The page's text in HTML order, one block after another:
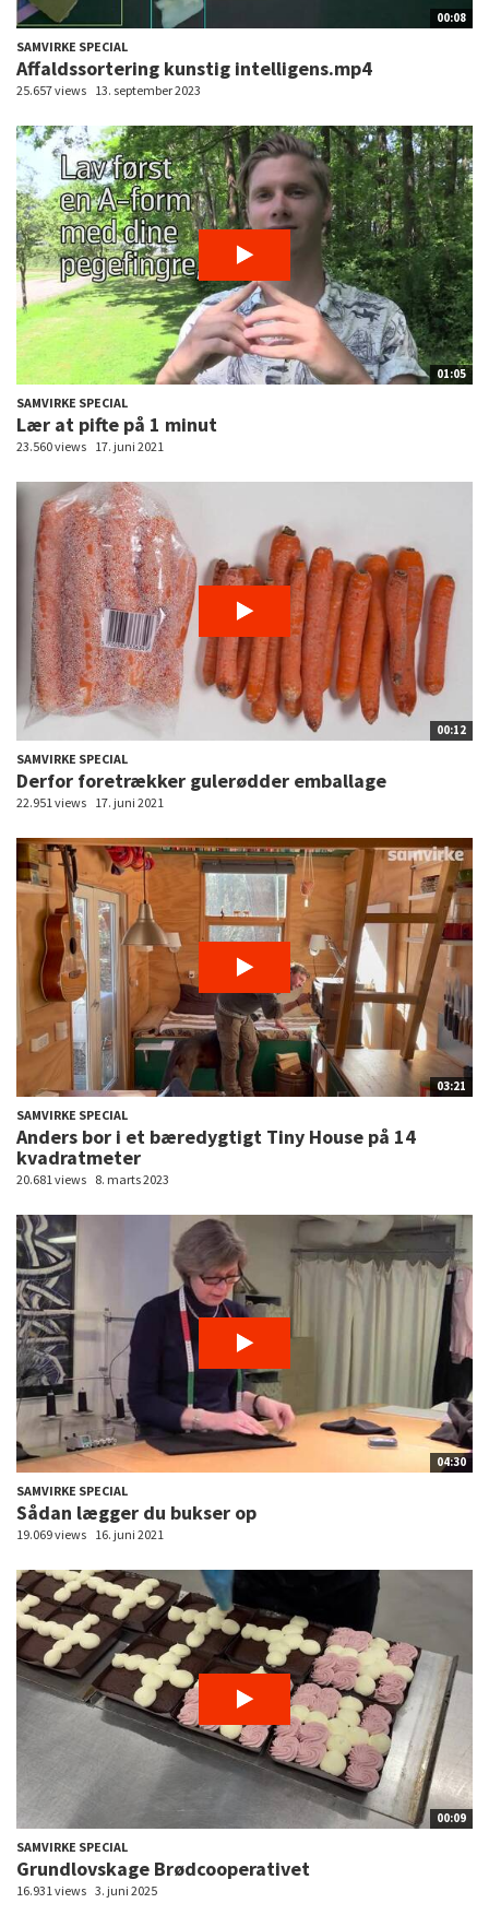
00:08
SAMVIRKE SPECIAL
Affaldssortering kunstig intelligens.mp4
25.657 views 13. september 2023
01:05
SAMVIRKE SPECIAL
Lær at pifte på 1 minut
23.560 views 17. juni 2021
00:12
SAMVIRKE SPECIAL
Derfor foretrækker gulerødder emballage
22.951 views 17. juni 2021
03:21
SAMVIRKE SPECIAL
Anders bor i et bæredygtigt Tiny House på 14
kvadratmeter
20.681 views 8. marts 2023
04:30
SAMVIRKE SPECIAL
Sådan lægger du bukser op
19.069 views 16. juni 2021
00:09
SAMVIRKE SPECIAL
Grundlovskage Brødcooperativet
16.931 views 3. juni 2025